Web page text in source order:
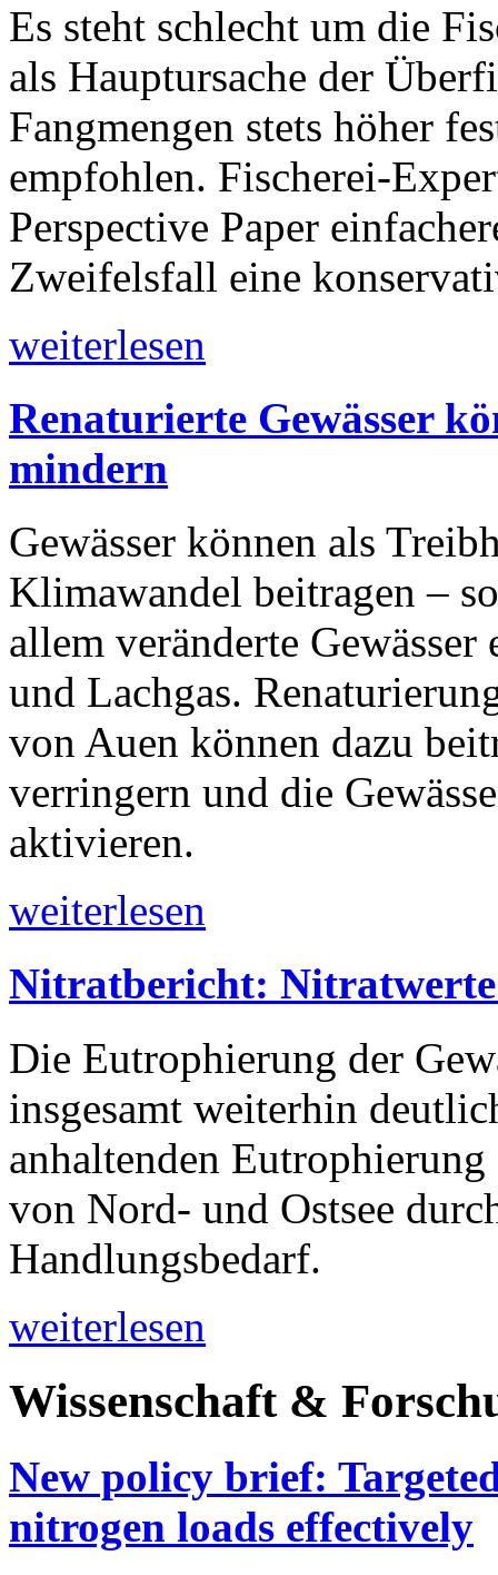
Es steht schlecht um die
als Hauptursache der
Fangmengen stets höher
empfohlen. Fischerei-
Perspective Paper
Zweifelsfall eine
weiterlesen
Renaturierte Gewässer
mindern
Gewässer können als
Klimawandel beitragen –
allem veränderte
und Lachgas.
von Auen können dazu
verringern und die
aktivieren.
weiterlesen
Nitratbericht:
Die Eutrophierung der
insgesamt weiterhin
anhaltenden
von Nord- und Ostsee
Handlungsbedarf.
weiterlesen
Wissenschaft &
New policy brief:
nitrogen loads effectively